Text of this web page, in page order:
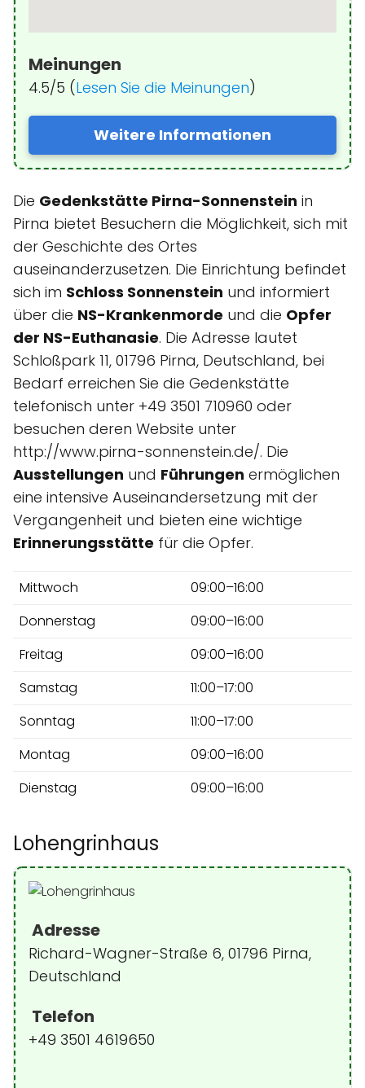
Meinungen
4.5/5 (Lesen Sie die Meinungen)
Weitere Informationen
Die Gedenkstätte Pirna-Sonnenstein in
Pirna bietet Besuchern die Möglichkeit, sich mit
der Geschichte des Ortes
auseinanderzusetzen. Die Einrichtung befindet
sich im Schloss Sonnenstein und informiert
über die NS-Krankenmorde und die Opfer
der NS-Euthanasie. Die Adresse lautet
Schloßpark 11, 01796 Pirna, Deutschland, bei
Bedarf erreichen Sie die Gedenkstätte
telefonisch unter +49 3501 710960 oder
besuchen deren Website unter
http://www.pirna-sonnenstein.de/. Die
Ausstellungen und Führungen ermöglichen
eine intensive Auseinandersetzung mit der
Vergangenheit und bieten eine wichtige
Erinnerungsstätte für die Opfer.
Mittwoch
09:00–16:00
Donnerstag
09:00–16:00
Freitag
09:00–16:00
Samstag
11:00–17:00
Sonntag
11:00–17:00
Montag
09:00–16:00
Dienstag
09:00–16:00
Lohengrinhaus
Adresse
Richard-Wagner-Straße 6, 01796 Pirna,
Deutschland
Telefon
+49 3501 4619650